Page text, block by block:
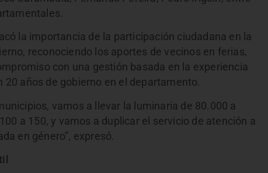
la importancia de la participación ciudadana en la
reconociendo los aportes de vecinos en ferias,
con una gestión basada en la experiencia
años de gobierno en el departamento.
vamos a llevar la luminaria de 80.000 a
a 150, y vamos a duplicar el servicio de atención a
en género”, expresó.